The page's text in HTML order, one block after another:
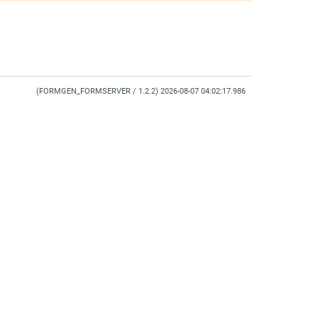
(FORMGEN_FORMSERVER / 1.2.2) 2026-08-07 04:02:17.986